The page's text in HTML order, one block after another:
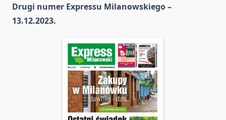
Drugi numer Expressu Milanowskiego –
13.12.2023.